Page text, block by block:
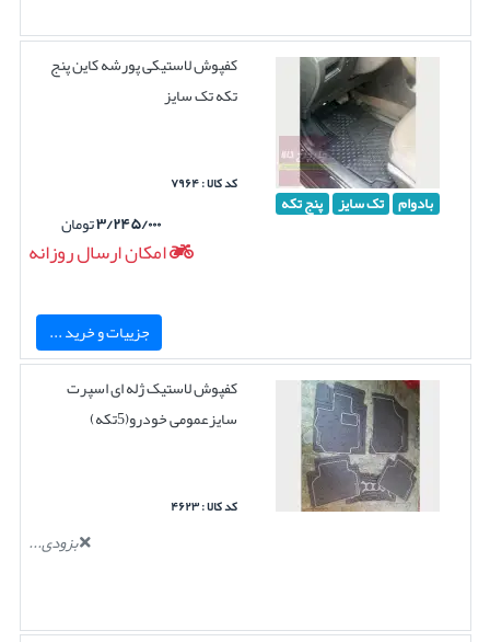
بادوام تک سایز پنج تکه
کفپوش لاستیکی پورشه کاین پنج
تکه تک سایز
کد کالا : ۷۹۶۴
۳/۲۴۵/۰۰۰تومان
امکان ارسال روزانه
جزییات و خرید ...
کفپوش لاستیک ژله ای اسپرت
سایزعمومی خودرو(5تکه)
کد کالا : ۴۶۲۳
بزودی...